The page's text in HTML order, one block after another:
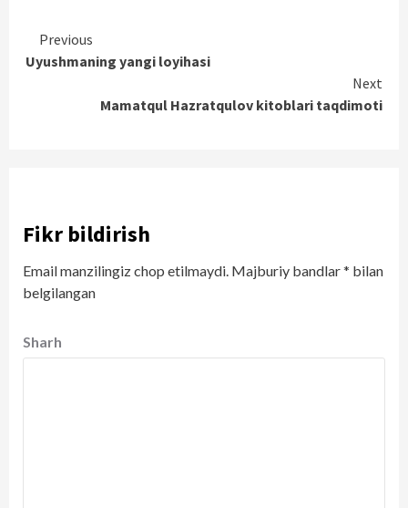
Continue
Reading
Previous
Uyushmaning yangi loyihasi
Next
Mamatqul Hazratqulov kitoblari taqdimoti
Fikr bildirish
Email manzilingiz chop etilmaydi. Majburiy bandlar* bilan
belgilangan
Sharh